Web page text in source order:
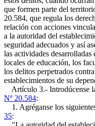
que formen parte del
20.584, que regula los
relación con acciones
a la autoridad del
seguridad adecuados y así
las actividades
locales de educación, los
los delitos perpetrados
establecimientos de su
Artículo 3.- Introdúcense
Nº 20.584:
1. Agréganse los
35: